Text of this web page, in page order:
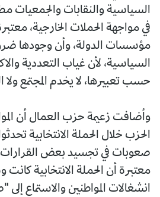
السياسية والنقابات والجمعيات
في مواجهة الحملات الخارجية،
مؤسسات الدولة، وأن وجودها
السياسية، لأن غياب التعددية
حسب تعبيرها، لا يخدم المجتمع ولا
وأضافت زعيمة حزب العمال أن
الحزب خلال الحملة الانتخابية
صعوبات في تجسيد بعض القرارات
معتبرة أن الحملة الانتخابية
انشغالات المواطنين والاستماع